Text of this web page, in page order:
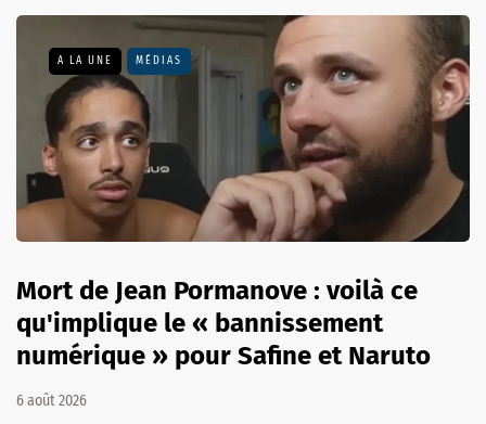
A LA UNE MÉDIAS
Mort de Jean Pormanove : voilà ce
qu'implique le « bannissement
numérique » pour Safine et Naruto
6 août 2026